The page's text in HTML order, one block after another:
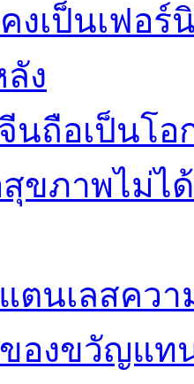
งเป็นเฟอร์
ง
นถือเป็นโ
สุขภาพไม่
ตนเลสคว
องขวัญแท